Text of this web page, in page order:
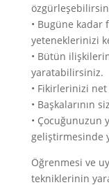
• Bugüne kadar
yeteneklerinizi
• Bütün
yaratabilirsiniz.
• Fikirlerinizi
• Başkalarının
• Çocuğunuzun
geliştirmesinde
Öğrenmesi ve
tekniklerinin